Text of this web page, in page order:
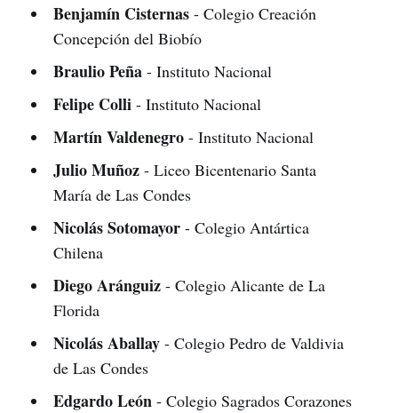
Benjamín Cisternas- Colegio Creación
Concepción del Biobío
Braulio Peña- Instituto Nacional
Felipe Colli - Instituto Nacional
Martín Valdenegro- Instituto Nacional
Julio Muñoz- Liceo Bicentenario Santa
María de Las Condes
Nicolás Sotomayor- Colegio Antártica
Chilena
Diego Aránguiz- Colegio Alicante de La
Florida
Nicolás Aballay- Colegio Pedro de Valdivia
de Las Condes
Edgardo León - Colegio Sagrados Corazones